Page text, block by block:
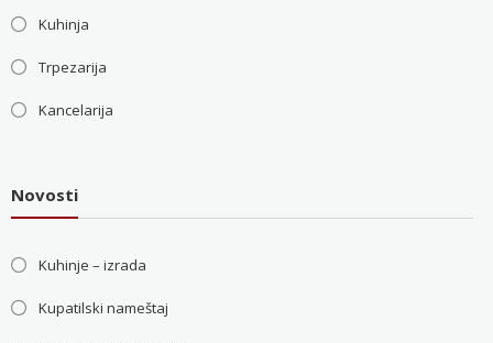
Kuhinja
Trpezarija
Kancelarija
Novosti
Kuhinje – izrada
Kupatilski nameštaj